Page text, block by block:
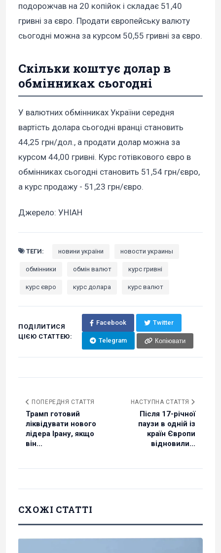
подорожчав на 20 копійок і складає 51,40
гривні за євро. Продати європейську валюту
сьогодні можна за курсом 50,55 гривні за євро.
Скільки коштує долар в
обмінниках сьогодні
У валютних обмінниках України середня
вартість долара сьогодні вранці становить
44,25 грн/дол., а продати долар можна за
курсом 44,00 гривні. Курс готівкового євро в
обмінниках сьогодні становить 51,54 грн/євро,
а курс продажу - 51,23 грн/євро.
Джерело: УНІАН
ТЕГИ: новини україни новости украины
обмінники обмін валют курс гривні
курс євро курс долара курс валют
ПОДІЛИТИСЯ
ЦІЄЮ СТАТТЕЮ:
Facebook Twitter
Telegram Копіювати
ПОПЕРЕДНЯ СТАТТЯ
Трамп готовий
ліквідувати нового
лідера Ірану, якщо
він...
НАСТУПНА СТАТТЯ
Після 17-річної
паузи в одній із
країн Європи
відновили...
СХОЖІ СТАТТІ